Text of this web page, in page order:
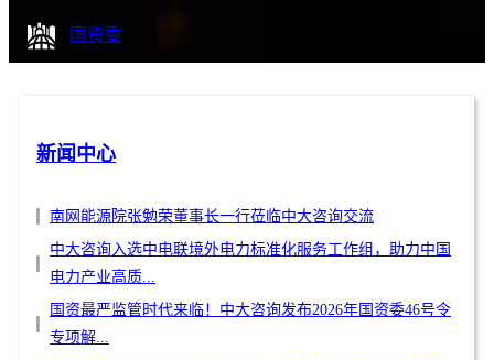
国资委
新闻中心
南网能源院张勉荣董事长一行莅临中大咨询交流
中大咨询入选中电联境外电力标准化服务工作组，助力中国
电力产业高质...
国资最严监管时代来临！中大咨询发布2026年国资委46号令
专项解...